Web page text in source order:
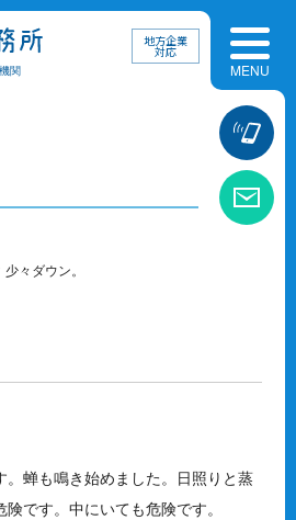
関
地方企業
対応
少々ダウン。
。蝉も鳴き始めました。日照りと蒸
です。中にいても危険です。